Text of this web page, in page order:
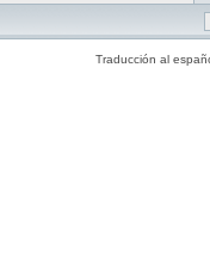
Traducción al